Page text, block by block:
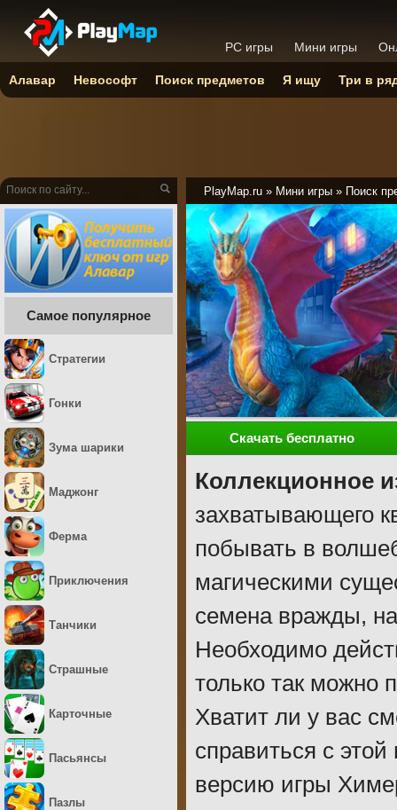
PlayMap.ru » Мини игры » Поиск
Скачать бесплатно
Коллекционное
захватывающего
побывать в
магическими
семена вражды,
Необходимо
только так можно
Хватит ли у вас
справиться с
версию игры
Самое популярное
Стратегии
Гонки
Зума шарики
Маджонг
Ферма
Приключения
Танчики
Страшные
Карточные
Пасьянсы
Пазлы
PC игры Мини игры
Алавар Невософт Поиск предметов Я ищу Три в